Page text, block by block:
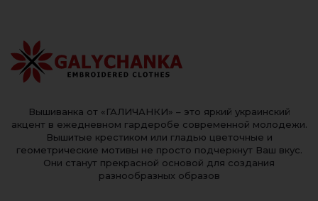
Вышиванка от «ГАЛИЧАНКИ» – это яркий украинский
акцент в ежедневном гардеробе современной молодежи.
Вышитые крестиком или гладью цветочные и
геометрические мотивы не просто подчеркнут Ваш вкус.
Они станут прекрасной основой для создания
разнообразных образов